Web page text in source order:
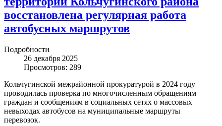
восстановлена регулярная работа
автобусных маршрутов
Подробности
26 декабря 2025
Просмотров: 289
Кольчугинской межрайонной прокуратурой в 2024 году
проводилась проверка по многочисленным обращениям
граждан и сообщениям в социальных сетях о массовых
невыходах автобусов на муниципальные маршруты
перевозок.